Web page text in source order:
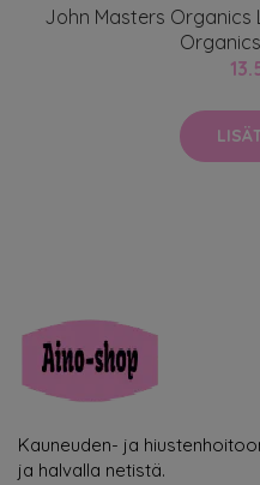
John Masters Organics
Kauneuden- ja
ja halvalla netistä.